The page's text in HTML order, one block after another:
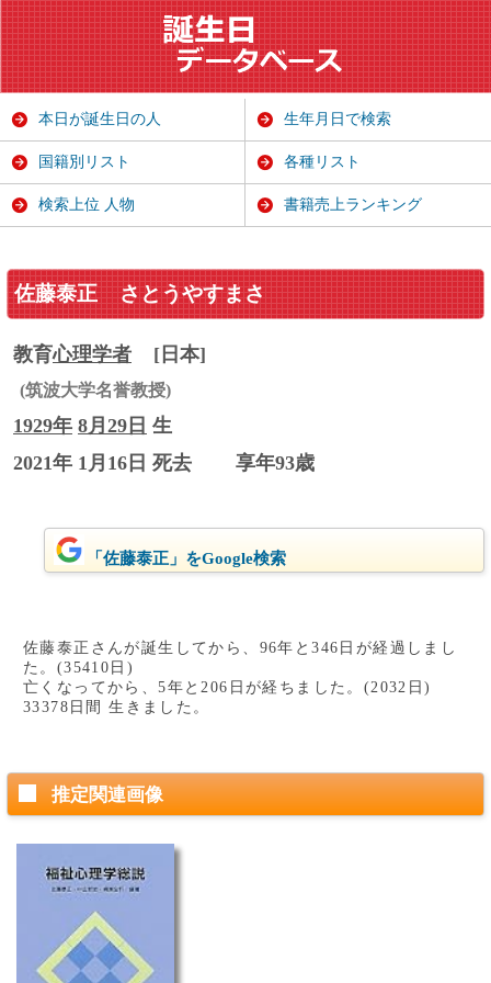
佐藤泰正 さとうやすまさ
教育心理学者 [日本]
(筑波大学名誉教授)
1929年 8月29日 生
2021年 1月16日 死去
享年93歳
「佐藤泰正」をGoogle検索
佐藤泰正さんが誕生してから、96年と346日が経過しまし
た。(35410日)
亡くなってから、5年と206日が経ちました。(2032日)
33378日間 生きました。
推定関連画像
本日が誕生日の人 生年月日で検索
国籍別リスト 各種リスト
検索上位 人物 書籍売上ランキング